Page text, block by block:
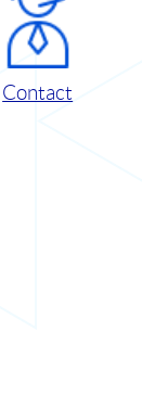
Contact